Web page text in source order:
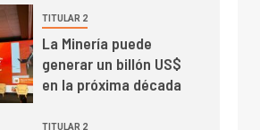
PIB minero impacta el
crecimiento regional:
Banco Central reporta
resultados dispares en
TITULAR 2
La Minería puede
generar un billón US$
en la próxima década
TITULAR 2